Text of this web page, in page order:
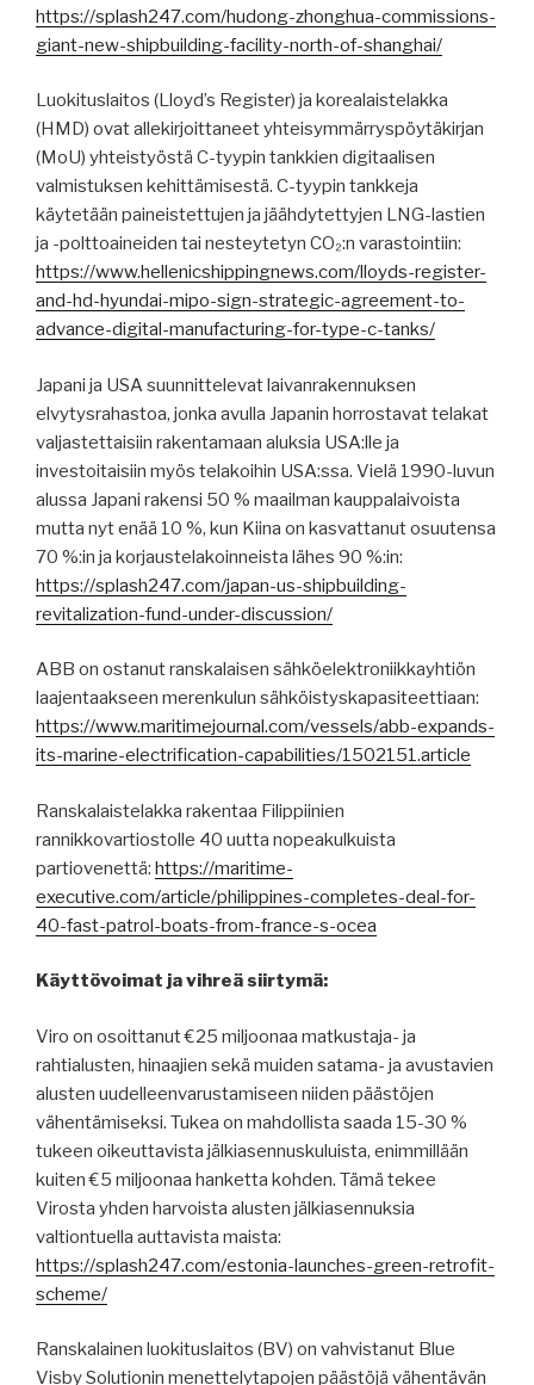
https://splash247.com/hudong-zhonghua-commissions-
giant-new-shipbuilding-facility-north-of-shanghai/
Luokituslaitos (Lloyd’s Register) ja korealaistelakka
(HMD) ovat allekirjoittaneet yhteisymmärryspöytäkirjan
(MoU) yhteistyöstä C-tyypin tankkien digitaalisen
valmistuksen kehittämisestä. C-tyypin tankkeja
käytetään paineistettujen ja jäähdytettyjen LNG-lastien
ja -polttoaineiden tai nesteytetyn CO₂:n varastointiin:
https://www.hellenicshippingnews.com/lloyds-register-
and-hd-hyundai-mipo-sign-strategic-agreement-to-
advance-digital-manufacturing-for-type-c-tanks/
Japani ja USA suunnittelevat laivanrakennuksen
elvytysrahastoa, jonka avulla Japanin horrostavat telakat
valjastettaisiin rakentamaan aluksia USA:lle ja
investoitaisiin myös telakoihin USA:ssa. Vielä 1990-luvun
alussa Japani rakensi 50 % maailman kauppalaivoista
mutta nyt enää 10 %, kun Kiina on kasvattanut osuutensa
70 %:in ja korjaustelakoinneista lähes 90 %:in:
https://splash247.com/japan-us-shipbuilding-
revitalization-fund-under-discussion/
ABB on ostanut ranskalaisen sähköelektroniikkayhtiön
laajentaakseen merenkulun sähköistyskapasiteettiaan:
https://www.maritimejournal.com/vessels/abb-expands-
its-marine-electrification-capabilities/1502151.article
Ranskalaistelakka rakentaa Filippiinien
rannikkovartiostolle 40 uutta nopeakulkuista
partiovenettä: https://maritime-
executive.com/article/philippines-completes-deal-for-
40-fast-patrol-boats-from-france-s-ocea
Käyttövoimat ja vihreä siirtymä:
Viro on osoittanut €25 miljoonaa matkustaja- ja
rahtialusten, hinaajien sekä muiden satama- ja avustavien
alusten uudelleenvarustamiseen niiden päästöjen
vähentämiseksi. Tukea on mahdollista saada 15-30 %
tukeen oikeuttavista jälkiasennuskuluista, enimmillään
kuiten €5 miljoonaa hanketta kohden. Tämä tekee
Virosta yhden harvoista alusten jälkiasennuksia
valtiontuella auttavista maista:
https://splash247.com/estonia-launches-green-retrofit-
scheme/
Ranskalainen luokituslaitos (BV) on vahvistanut Blue
Visby Solutionin menettelytapojen päästöjä vähentävän